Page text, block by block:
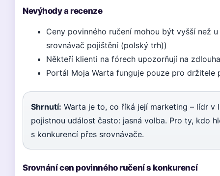
Nevýhody a recenze
Ceny povinného ručení mohou být vyšší než
srovnávač pojištění (polský trh))
Někteří klienti na fórech upozorňují na
Portál Moja Warta funguje pouze pro držitele
Shrnutí: Warta je to, co říká její marketing – lídr v
pojistnou událost často: jasná volba. Pro ty, kdo
s konkurencí přes srovnávače.
Srovnání cen povinného ručení s konkurencí